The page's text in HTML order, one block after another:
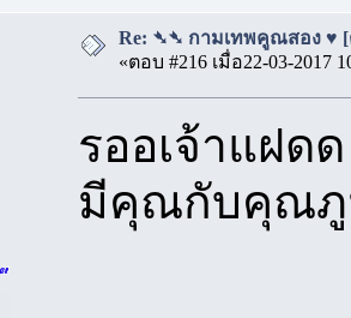
Re: ➴➴ กามเทพคูณสอง ♥ [
«ตอบ #216 เมื่อ22-03-2017
รออเจ้าแฝดด
มีคุณกับคุณภู